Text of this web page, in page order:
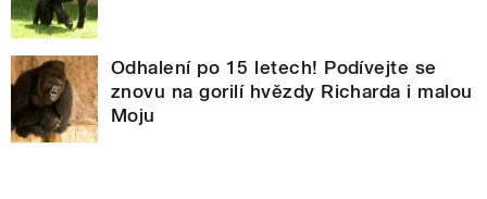
Odhalení po 15 letech! Podívejte se
znovu na gorilí hvězdy Richarda i malou
Moju